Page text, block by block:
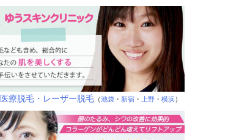
医療脱毛・レーザー脱毛（池袋・ 新宿・ 上野・ 横浜）